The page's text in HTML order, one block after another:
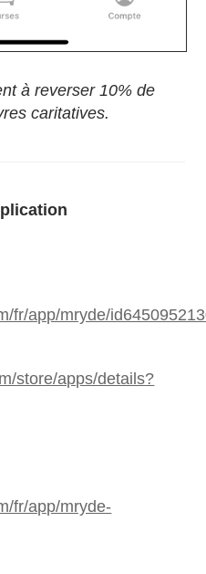
à reverser 10% de
caritatives.
fr/app/mryde/
store/apps/details?
fr/app/mryde-